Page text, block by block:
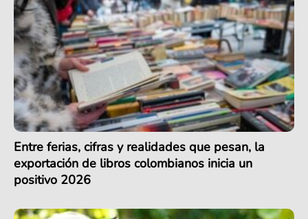
Entre ferias, cifras y realidades que pesan, la
exportación de libros colombianos inicia un
positivo 2026